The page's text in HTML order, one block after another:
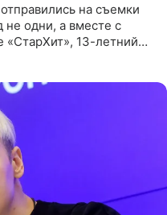
на съемки
не одни, а вместе с
«СтарХит», 13-летний